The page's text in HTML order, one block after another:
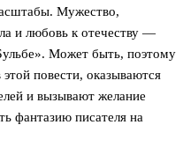
Мужество,
и любовь к отечеству —
Может быть, поэтому
повести, оказываются
и вызывают желание
фантазию писателя на